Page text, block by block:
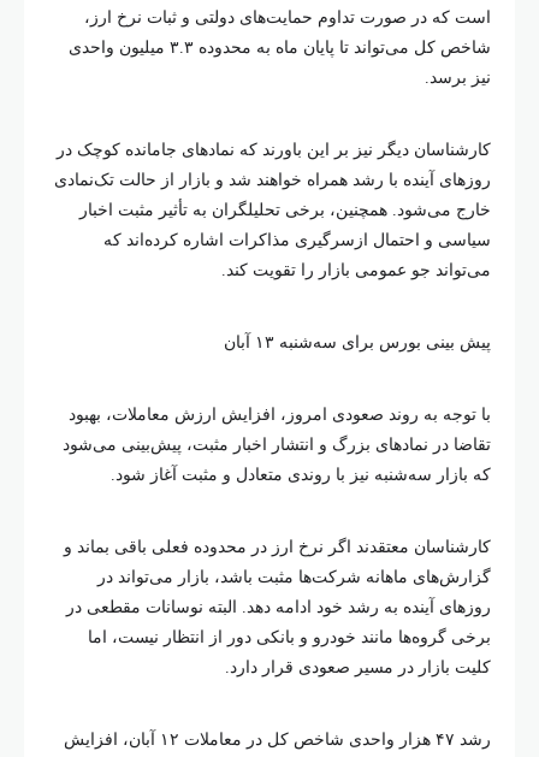
است که در صورت تداوم حمایت‌های دولتی و ثبات نرخ ارز،
شاخص کل می‌تواند تا پایان ماه به محدوده ۳.۳ میلیون واحدی
نیز برسد.
کارشناسان دیگر نیز بر این باورند که نمادهای جامانده کوچک در
روزهای آینده با رشد همراه خواهند شد و بازار از حالت تک‌نمادی
خارج می‌شود. همچنین، برخی تحلیلگران به تأثیر مثبت اخبار
سیاسی و احتمال ازسرگیری مذاکرات اشاره کرده‌اند که
می‌تواند جو عمومی بازار را تقویت کند.
پیش‌ بینی بورس برای سه‌شنبه ۱۳ آبان
با توجه به روند صعودی امروز، افزایش ارزش معاملات، بهبود
تقاضا در نمادهای بزرگ و انتشار اخبار مثبت، پیش‌بینی می‌شود
که بازار سه‌شنبه نیز با روندی متعادل و مثبت آغاز شود.
کارشناسان معتقدند اگر نرخ ارز در محدوده فعلی باقی بماند و
گزارش‌های ماهانه شرکت‌ها مثبت باشد، بازار می‌تواند در
روزهای آینده به رشد خود ادامه دهد. البته نوسانات مقطعی در
برخی گروه‌ها مانند خودرو و بانکی دور از انتظار نیست، اما
کلیت بازار در مسیر صعودی قرار دارد.
رشد ۴۷ هزار واحدی شاخص کل در معاملات ۱۲ آبان، افزایش